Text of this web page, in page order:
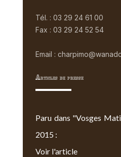
Tél. : 03 29 24 61 00
Fax : 03 29 24 52 54
Email :
Articles de presse
Paru dans "Vosges
2015 :
Voir l'article